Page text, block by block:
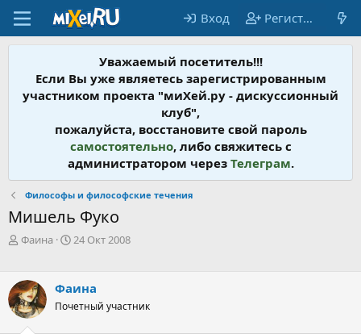
Вход Регистрация
Уважаемый посетитель!!!
Если Вы уже являетесь зарегистрированным
участником проекта "миХей.ру - дискусcионный
клуб",
пожалуйста, восстановите свой пароль
самостоятельно, либо свяжитесь с
администратором через Телеграм.
Философы и философские течения
Мишель Фуко
А
о
р
т
е
Фаина
Д
н
а
24 Окт 2008
Фаина
Почетный участник